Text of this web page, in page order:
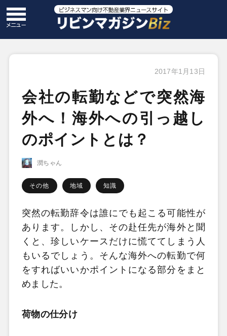
2017年1月13日
会社の転勤などで突然海
外へ！海外への引っ越し
のポイントとは？
潤ちゃん
その他 地域 知識
突然の転勤辞令は誰にでも起こる可能性が
あります。しかし、その赴任先が海外と聞
くと、珍しいケースだけに慌ててしまう人
もいるでしょう。そんな海外への転勤で何
をすればいいかポイントになる部分をまと
めました。
荷物の仕分け